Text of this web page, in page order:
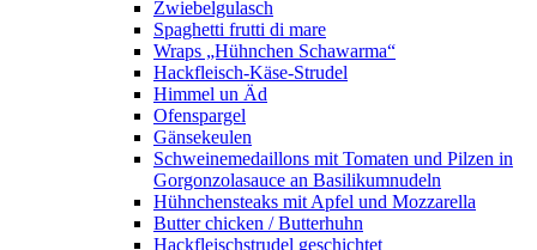
Zwiebelgulasch
Spaghetti frutti di mare
Wraps „Hühnchen Schawarma“
Hackfleisch-Käse-Strudel
Himmel un Äd
Ofenspargel
Gänsekeulen
Schweinemedaillons mit Tomaten und Pilzen in
Gorgonzolasauce an Basilikumnudeln
Hühnchensteaks mit Apfel und Mozzarella
Butter chicken / Butterhuhn
Hackfleischstrudel geschichtet